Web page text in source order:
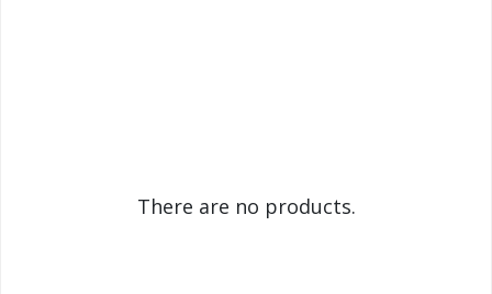
There are no products.